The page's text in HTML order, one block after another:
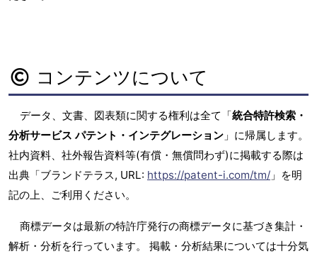
コンテンツについて
データ、文書、図表類に関する権利は全て「統合特許検索・
分析サービス パテント・インテグレーション 」に帰属します。
社内資料、社外報告資料等(有償・無償問わず)に掲載する際は
出典「ブランドテラス, URL: https://patent-i.com/tm/ 」を明
記の上、ご利用ください。
商標データは最新の特許庁発行の商標データに基づき集計・
解析・分析を行っています。 掲載・分析結果については十分気